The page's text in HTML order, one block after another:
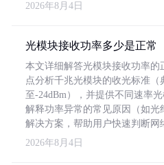
2026年8月4日
光模块接收功率多少是正常
本文详细解答光模块接收功率的
点分析千兆光模块的收光标准（
至-24dBm），并提供不同速率
解释功率异常的常见原因（如光
解决方案，帮助用户快速判断网
2026年8月4日